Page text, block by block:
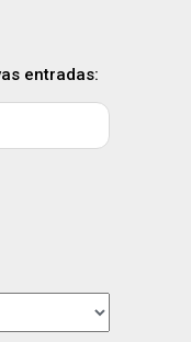
entradas: